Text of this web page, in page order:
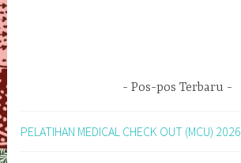
Pos-pos Terbaru
PELATIHAN MEDICAL CHECK OUT (MCU) 2026